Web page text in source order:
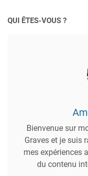
QUI ÊTES-VOUS ?
Bienvenue sur
Graves et je suis
mes expériences
du contenu